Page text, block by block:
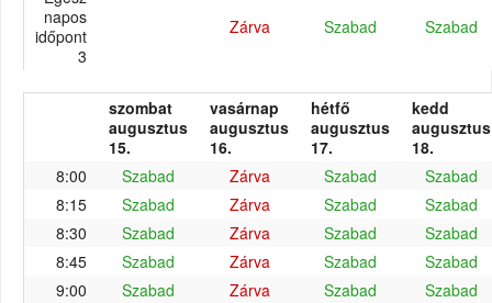
napos
időpont
3
Zárva Szabad Szabad
szombat
augusztus
15.
vasárnap
augusztus
16.
hétfő
augusztus
17.
kedd
augusztus
18.
8:00
Szabad Zárva Szabad
Szabad
8:15
Szabad Zárva Szabad
Szabad
8:30
Szabad Zárva Szabad
Szabad
8:45
Szabad Zárva Szabad
Szabad
9:00
Szabad Zárva Szabad
Szabad